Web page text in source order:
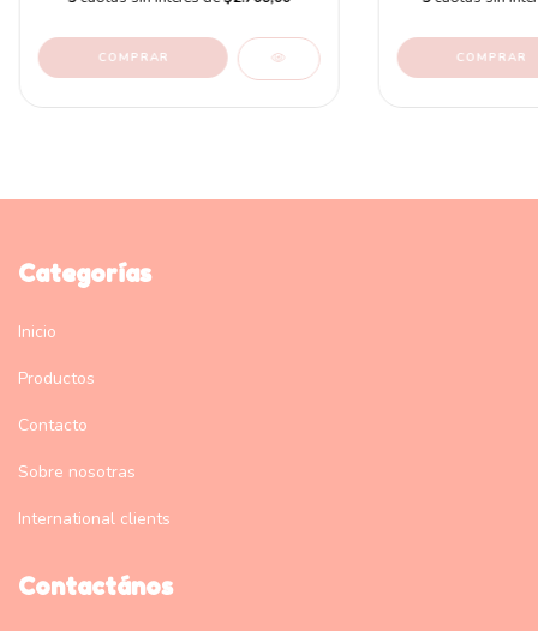
COMPRAR COMPRAR
Categorías
Inicio
Productos
Contacto
Sobre nosotras
International clients
Contactános